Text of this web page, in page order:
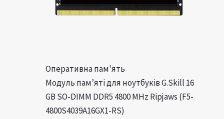
Оперативна пам'ять
Модуль пам’яті для ноутбуків G.Skill 16
GB SO-DIMM DDR5 4800 MHz Ripjaws (F5-
4800S4039A16GX1-RS)